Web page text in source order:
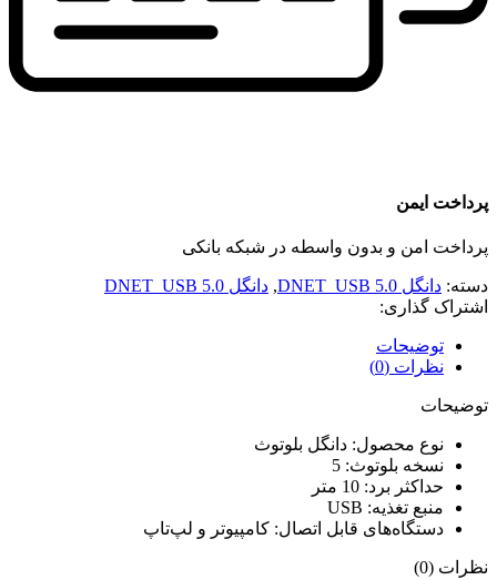
پرداخت ایمن
پرداخت امن و بدون واسطه در شبکه بانکی
دسته: دانگل DNET_USB 5.0 , دانگل DNET_USB 5.0
اشتراک گذاری:
توضیحات
نظرات (0)
توضیحات
نوع محصول: دانگل بلوتوث
نسخه بلوتوث: 5
حداکثر برد: 10 متر
منبع تغذیه: USB
دستگاه‌های قابل اتصال: کامپیوتر و لپ‌تاپ
نظرات (0)